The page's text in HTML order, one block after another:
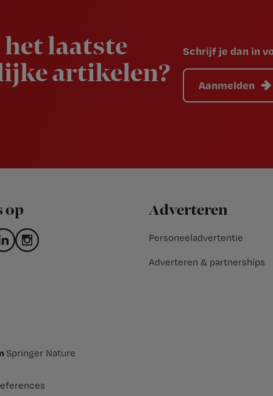
laatste
artikelen?
Schrijf je dan in
Aanmelden
op Adverteren
Personeeladvertentie
Adverteren & partnerships
Springer Nature